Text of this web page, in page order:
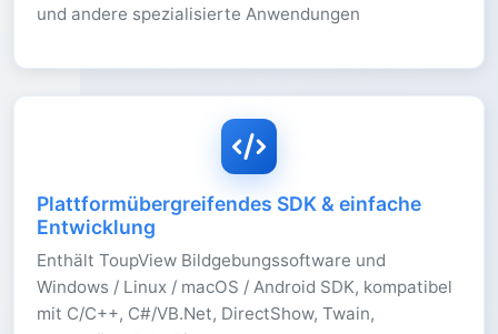
und andere spezialisierte Anwendungen
Plattformübergreifendes SDK & einfache
Entwicklung
Enthält ToupView Bildgebungssoftware und
Windows / Linux / macOS / Android SDK, kompatibel
mit C/C++, C#/VB.Net, DirectShow, Twain,